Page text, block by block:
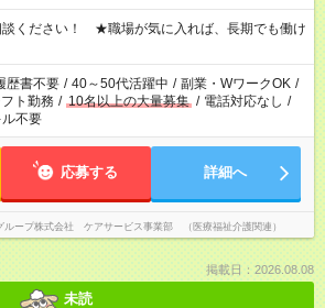
勤務は社会保険への加入対象となります ※労働者
派遣の原則禁止）により、短時間・短期間の就
しい場合があります
談ください！ ★職場が気に入れば、長期でも働け
歴書不要 / 40～50代活躍中 / 副業・WワークOK /
ト勤務 / 10名以上の大量募集 / 電話対応なし /
不要
応募する 詳細へ
ループ株式会社 ケアサービス事業部 （医療福祉介護関連）
掲載日：2026.08.08
未読